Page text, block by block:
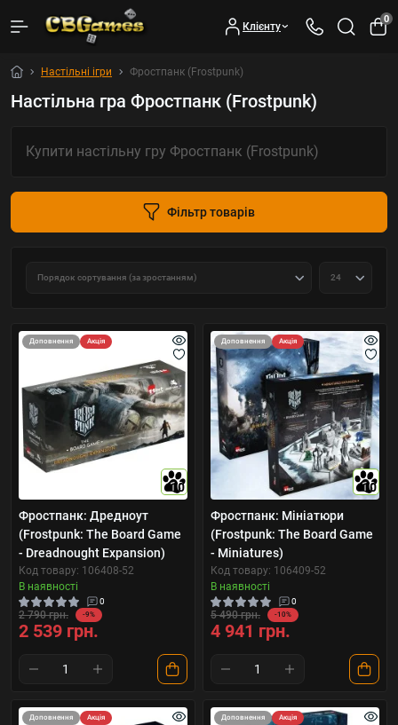
Клієнту
0
Настільні ігри Фростпанк (Frostpunk)
Настільна гра Фростпанк (Frostpunk)
Купити настільну гру Фростпанк (Frostpunk)
Фільтр товарів
Доповнення Акція
10
Фростпанк: Дредноут
(Frostpunk: The Board Game
- Dreadnought Expansion)
Код товару: 106408-52
В наявності
0
2 790 грн. -9%
2 539 грн.
Доповнення Акція
10
Фростпанк: Мініатюри
(Frostpunk: The Board Game
- Miniatures)
Код товару: 106409-52
В наявності
0
5 490 грн. -10%
4 941 грн.
Доповнення Акція Доповнення Акція